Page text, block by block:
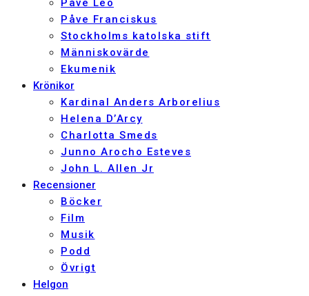
Påve Leo
Påve Franciskus
Stockholms katolska stift
Människovärde
Ekumenik
Krönikor
Kardinal Anders Arborelius
Helena D’Arcy
Charlotta Smeds
Junno Arocho Esteves
John L. Allen Jr
Recensioner
Böcker
Film
Musik
Podd
Övrigt
Helgon